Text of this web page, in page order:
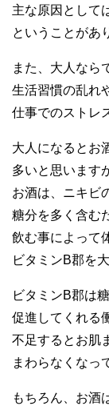
主な原因として
ということがあ
また、大人なら
生活習慣の乱れ
仕事でのストレ
大人になるとお
多いと思います
お酒は、ニキビ
糖分を多く含む
飲む事によって
ビタミンB郡を
ビタミンB郡は
促進してくれる
不足するとお肌
まわらなくなっ
もちろん、お酒